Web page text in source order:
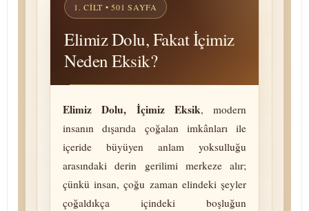
1. CILT • 501 SAYFA
Elimiz Dolu, Fakat İçimiz
Neden Eksik?
Elimiz Dolu, İçimiz Eksik, modern
insanın dışarıda çoğalan imkânları ile
içeride büyüyen anlam yoksulluğu
arasındaki derin gerilimi merkeze alır;
çünkü insan, çoğu zaman elindeki şeyler
çoğaldıkça içindeki boşluğun